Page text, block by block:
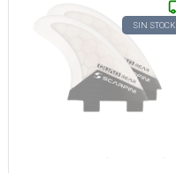
SIN STOCK